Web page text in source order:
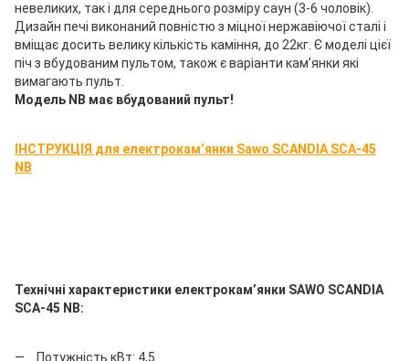
невеликих, так і для середнього розміру саун (3-6 чоловік).
Дизайн печі виконаний повністю з міцної нержавіючої сталі і
вміщає досить велику кількість каміння, до 22кг. Є моделі цієї
піч з вбудованим пультом, також є варіанти кам’янки які
вимагають пульт.
Модель NB має вбудований пульт!
ІНСТРУКЦІЯ для електрокам’янки Sawo SCANDIA SCA-45
NB
Технічні характеристики електрокам’янки SAWO SCANDIA
SCA-45 NB:
Потужність кВт: 4,5